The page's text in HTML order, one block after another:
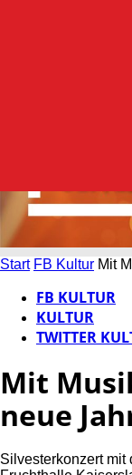
Start FB Kultur Mit
FB KULTUR
KULTUR
TWITTER
Mit
neue
Silvesterkonzert